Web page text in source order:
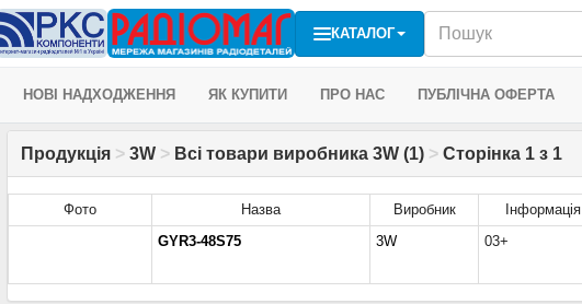
КАТАЛОГ
НОВІ НАДХОДЖЕННЯ ЯК КУПИТИ ПРО НАС ПУБЛІЧНА ОФЕРТА
Продукція > 3W > Всі товари виробника 3W (1) > Сторінка 1 з 1
Фото Назва Виробник Інформація
GYR3-48S75
3W 03+